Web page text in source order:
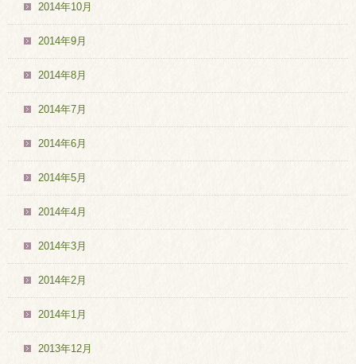
2014年10月
2014年9月
2014年8月
2014年7月
2014年6月
2014年5月
2014年4月
2014年3月
2014年2月
2014年1月
2013年12月